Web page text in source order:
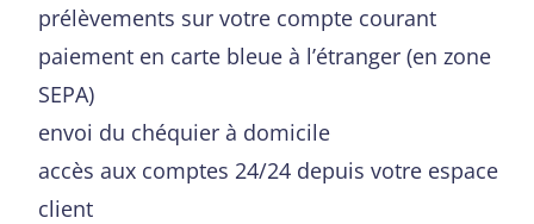
prélèvements sur votre compte courant
paiement en carte bleue à l’étranger (en zone
SEPA)
envoi du chéquier à domicile
accès aux comptes 24/24 depuis votre espace
client